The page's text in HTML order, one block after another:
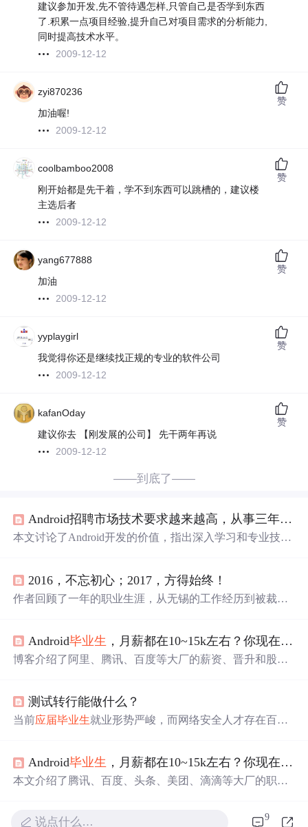
建议参加开发,先不管待遇怎样,只管自己是否学到东西
了.积累一点项目经验,提升自己对项目需求的分析能力,
同时提高技术水平。
2009-12-12
zyi870236
加油喔!
2009-12-12
赞
coolbamboo2008
刚开始都是先干着，学不到东西可以跳槽的，建议楼
主选后者
2009-12-12
赞
yang677888
加油
2009-12-12
赞
yyplaygirl
我觉得你还是继续找正规的专业的软件公司
2009-12-12
赞
kafanOday
建议你去 【刚发展的公司】 先干两年再说
2009-12-12
赞
——到底了——
Android招聘市场技术要求越来越高，从事三年开发是否应该考虑转行？，计算机
本文讨论了Android开发的价值，指出深入学习和专业技能
计、框架解析、性能调优、插件化技术、NDK开发等，以
及提供完整的在线学习资源以帮助开发者提升和应对面试
2016，不忘初心；2017，方得始终！
作者回顾了一年的职业生涯，从无锡的工作经历到被裁员
Android毕业生 ，月薪都在10~15k左右？你现在多少
博客介绍了阿里、腾讯、百度等大厂的薪资、晋升和股票
基础知识、Java集合、JVM等方面的最新面试真题。
测试转行能做什么？
当前应届毕业生就业形势严峻，而网络安全人才存在百万
料，包括路线图、视频教程、技术文档、工具包、面试题
和源码等。
Android毕业生 ，月薪都在10~15k左右？你现在多少，2025年银行面试题目
本文介绍了腾讯、百度、头条、美团、滴滴等大厂的职
开发工程师的路线，提供复习书目、面试真题及进阶学习
说点什么… 9